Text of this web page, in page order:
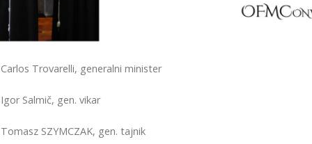
Trovarelli, generalni minister
Salmič, gen. vikar
SZYMCZAK, gen. tajnik